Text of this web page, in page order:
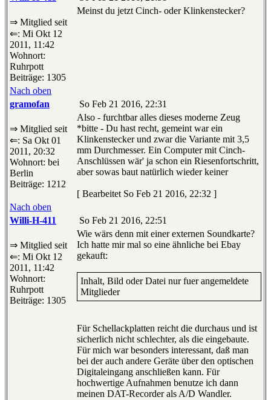
⇒ Mitglied seit
⇐: Mi Okt 12
2011, 11:42
Wohnort:
Ruhrpott
Beiträge: 1305
Meinst du jetzt Cinch- oder Klinkenstecker?
Nach oben
gramofan
So Feb 21 2016, 22:31
⇒ Mitglied seit
⇐: Sa Okt 01
2011, 20:32
Wohnort: bei
Berlin
Beiträge: 1212
Also - furchtbar alles dieses moderne Zeug
*bitte - Du hast recht, gemeint war ein
Klinkenstecker und zwar die Variante mit 3,5
mm Durchmesser. Ein Computer mit Cinch-
Anschlüssen wär' ja schon ein Riesenfortschritt,
aber sowas baut natürlich wieder keiner
[ Bearbeitet So Feb 21 2016, 22:32 ]
Nach oben
Willi-H-411
So Feb 21 2016, 22:51
⇒ Mitglied seit
⇐: Mi Okt 12
2011, 11:42
Wohnort:
Ruhrpott
Beiträge: 1305
Wie wärs denn mit einer externen Soundkarte?
Ich hatte mir mal so eine ähnliche bei Ebay
gekauft:
Inhalt, Bild oder Datei nur fuer angemeldete
Mitglieder
Für Schellackplatten reicht die durchaus und ist
sicherlich nicht schlechter, als die eingebaute.
Für mich war besonders interessant, daß man
bei der auch andere Geräte über den optischen
Digitaleingang anschließen kann. Für
hochwertige Aufnahmen benutze ich dann
meinen DAT-Recorder als A/D Wandler.